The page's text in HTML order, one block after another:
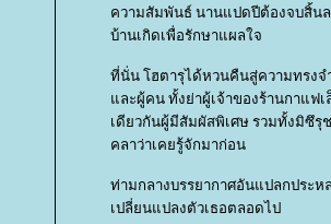
ความสัมพันธ์ นานแปดปีต้องจบสิ้นล
บ้านเกิดเพื่อรักษาแผลใจ
ที่นั่น โฮตารุได้หวนคืนสู่ความทรงจ
ละผู้คน ทั้งย่าผู้เจ้าของร้านกาแฟเ
เดียวกันผู้มีสัมผัสพิเศษ รวมทั้งมิซึรุ
คลาว่าเคยรู้จักมาก่อน
ท่ามกลางบรรยากาศอันแปลกประห
เปลี่ยนแปลงตัวเธอตลอดไป